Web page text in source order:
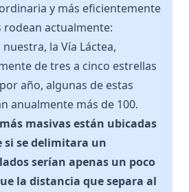
y más eficientemente
rodean actualmente:
la Vía Láctea,
de tres a cinco estrellas
año, algunas de estas
anualmente más de 100.
masivas están ubicadas
si se delimitara un
serían apenas un poco
la distancia que separa al